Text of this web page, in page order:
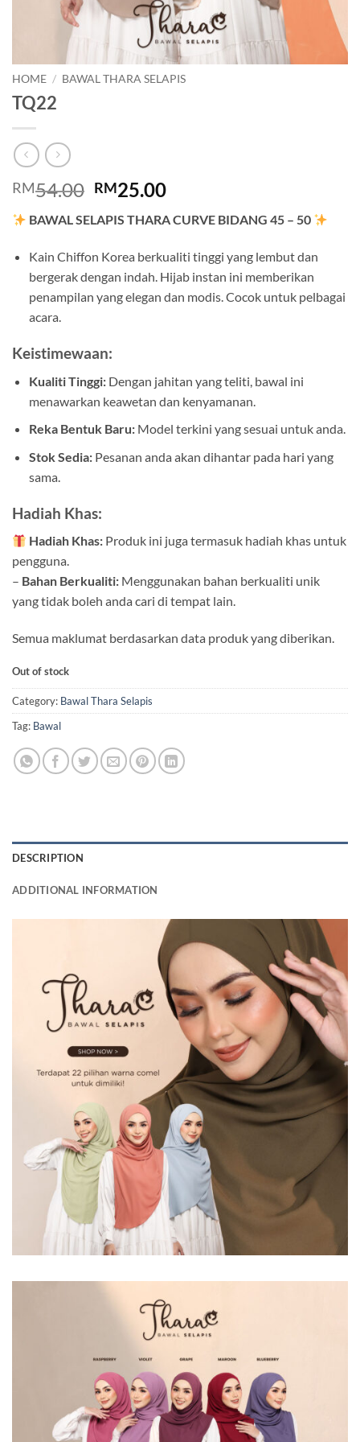
HOME / BAWAL THARA SELAPIS
TQ22
RM54.00 Original
was:
RM54.00.
RM25.00Current
is:
RM25.00.
BAWAL SELAPIS THARA CURVE BIDANG 45 – 50
Kain Chiffon Korea berkualiti tinggi yang lembut dan
bergerak dengan indah. Hijab instan ini memberikan
penampilan yang elegan dan modis. Cocok untuk pelbagai
acara.
Keistimewaan:
Kualiti Tinggi:Dengan jahitan yang teliti, bawal ini
menawarkan keawetan dan kenyamanan.
Reka Bentuk Baru:Model terkini yang sesuai untuk anda.
Stok Sedia:Pesanan anda akan dihantar pada hari yang
sama.
Hadiah Khas:
Hadiah Khas: Produk ini juga termasuk hadiah khas untuk
pengguna.
– Bahan Berkualiti: Menggunakan bahan berkualiti unik
yang tidak boleh anda cari di tempat lain.
Semua maklumat berdasarkan data produk yang diberikan.
Out of stock
Category: Bawal Thara Selapis
Tag: Bawal
DESCRIPTION
ADDITIONAL INFORMATION